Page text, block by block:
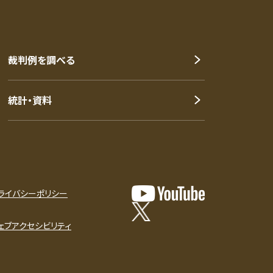
裁判例を調べる
統計・資料
イバシーポリシー
ブアクセシビリティ